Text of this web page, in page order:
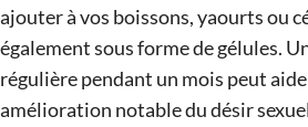
ajouter à vos boissons, yaourts ou
également sous forme de gélules.
régulière pendant un mois peut
amélioration notable du désir